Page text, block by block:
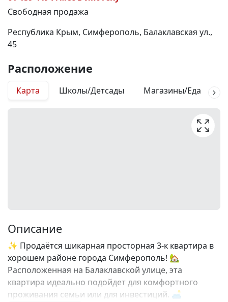
Свободная продажа
Республика Крым, Симферополь, Балаклавская ул.,
45
Расположение
Карта Школы/Детсады Магазины/Еда
Описание
✨ Продаётся шикарная просторная 3-к квартира в
хорошем районе города Симферополь! 🏡
Расположенная на Балаклавской улице, эта
квартира идеально подойдет для комфортного
проживания семьи или для инвестиций. 🛋️